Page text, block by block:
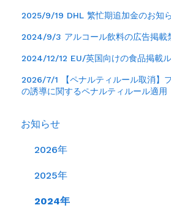
2025/9/19 DHL 繁忙期追加金のお知
2024/9/3 アルコール飲料の広告掲載
2024/12/12 EU/英国向けの食品掲載
2026/7/1 【ペナルティルール取消】
の誘導に関するペナルティルール適用
お知らせ
2026年
2025年
2024年